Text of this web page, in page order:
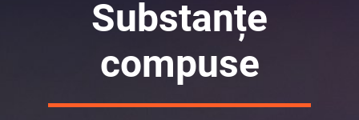
Substanțe
compuse